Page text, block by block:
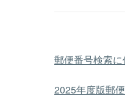
郵便番号検索
2025年度版郵